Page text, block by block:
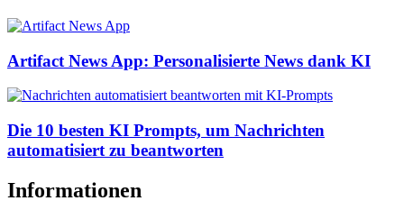
Artifact News App: Personalisierte News dank KI
Die 10 besten KI Prompts, um Nachrichten
automatisiert zu beantworten
Informationen